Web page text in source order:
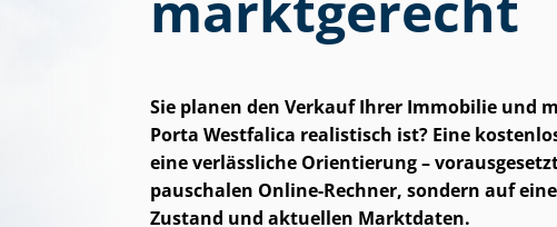
Sie planen den Verkauf Ihrer Immobilie und
Porta Westfalica realistisch ist? Eine
eine verlässliche Orientierung –
pauschalen Online-Rechner, sondern auf
Zustand und aktuellen Marktdaten.